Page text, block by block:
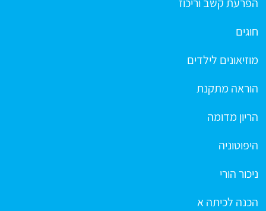
הפרעת קשב וריכוז
חוגים
מוזיאונים לילדים
הוראה מתקנת
הריון מדומה
היפוטוניה
ניכור הורי
הכנה לכיתה א